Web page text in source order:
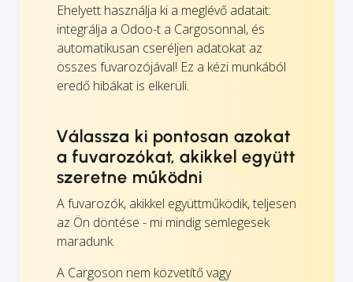
Ehelyett használja ki a meglévő adatait:
integrálja a Odoo-t a Cargosonnal, és
automatikusan cseréljen adatokat az
összes fuvarozójával! Ez a kézi munkából
eredő hibákat is elkerüli.
Válassza ki pontosan azokat
a fuvarozókat, akikkel együtt
szeretne működni
A fuvarozók, akikkel együttműködik, teljesen
az Ön döntése - mi mindig semlegesek
maradunk.
A Cargoson nem közvetítő vagy